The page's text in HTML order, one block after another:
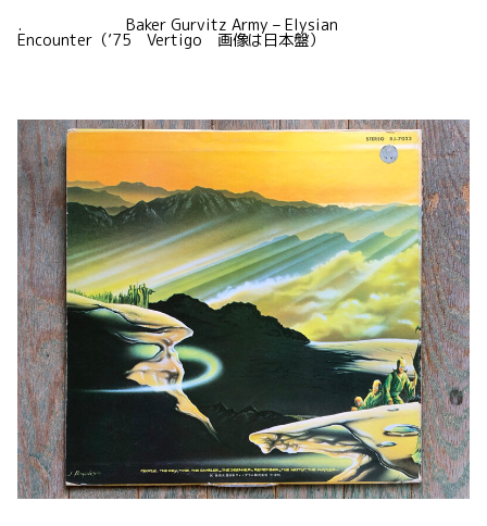
. Baker Gurvitz Army – Elysian
Encounter（’75 Vertigo 画像は日本盤）